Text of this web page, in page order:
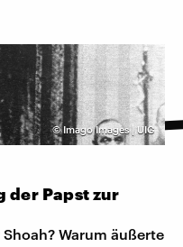
©Imago Images | UIG
der Papst zur
Warum äußerte